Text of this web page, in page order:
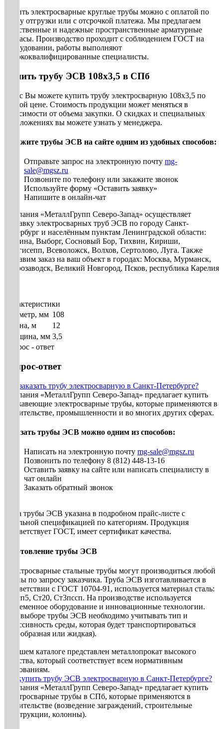
Купить электросварные круглые трубы можно с оплатой по
факту отгрузки или с отсрочкой платежа. Мы предлагаем
качественные и надежные пространственные арматурные
каркасы. Производство проходит с соблюдением ГОСТ на
оборудовании, работы выполняют
высококвалифицированные специалисты.
Купить трубу ЭСВ 108х3,5 в СПб
У нас Вы можете купить трубу электросварную 108х3,5 по
низкой цене. Стоимость продукции может меняться в
зависимости от объема закупки. О скидках и специальных
предложениях вы можете узнать у менеджера.
Закажите трубы ЭСВ на сайте одним из удобных способов:
Отправьте запрос на электронную почту mg-
sale@mgsz.ru
Позвоните по телефону или закажите звонок
Используйте форму «Оставить заявку»
Напишите в онлайн-чат
Компания «МеталлГрупп Северо-Запад» осуществляет
доставку электросварных труб ЭСВ по городу Санкт-
Петербург и населённым пунктам Ленинградской области:
Гатчина, Выборг, Сосновый Бор, Тихвин, Кириши,
Кингисепп, Всеволожск, Волхов, Сертолово, Луга. Также
доставим заказ на ваш объект в городах: Москва, Мурманск,
Петрозаводск, Великий Новгород, Псков, республика Карелия
Характеристики
Диаметр, мм 108
Длина, м
12
Толщина, мм 3,5
Вопрос - ответ
Вопрос-ответ
Как заказать трубу электросварную в Санкт-Петербурге?
Компания «МеталлГрупп Северо-Запад» предлагает купить
нержавеющие электросварные трубы, которые применяются в
строительстве, промышленности и во многих других сферах.
Заказать трубы ЭСВ можно одним из способов:
Написать на электронную почту mg-sale@mgsz.ru
Позвонить по телефону 8 (812) 448-13-16
Оставить заявку на сайте или написать специалисту в
чат онлайн
Заказать обратный звонок
Цена трубы ЭСВ указана в подробном прайс-листе с
детальной спецификацией по категориям. Продукция
соответствует ГОСТ, имеет сертификат качества.
Изготовление трубы ЭСВ
Электросварные стальные трубы могут производиться любой
длины по запросу заказчика. Труба ЭСВ изготавливается в
соответствии с ГОСТ 10704-91, используется материал сталь:
Ст3сп5, Ст20, Ст3пссп. На производстве используется
современное оборудование и инновационные технологии.
При выборе трубы ЭСВ необходимо учитывать тип и
агрессивность среды, которая будет транспортироваться
(газообразная или жидкая).
В нашем каталоге представлен металлопрокат высокого
качества, который соответствует всем нормативным
требованиям.
Где купить трубу ЭСВ электросварную в Санкт-Петербурге?
Компания «МеталлГрупп Северо-Запад» предлагает купить
электросварные трубы в СПб, которые применяются в
строительстве (возведение заграждений, строительные
конструкции, колонны).